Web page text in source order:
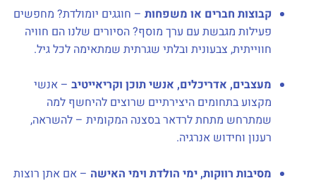
קבוצות חברים או משפחות – חוגגים יומולדת? מחפשים
פעילות מגבשת עם ערך מוסף? הסיורים שלנו הם חוויה
חווייתית, צבעונית ובלתי שגרתית שמתאימה לכל גיל.
מעצבים, אדריכלים, אנשי תוכן וקריאייטיב – אנשי
מקצוע בתחומים היצירתיים שרוצים להיחשף למה
שמתרחש מתחת לרדאר בסצנה המקומית – להשראה,
רענון וחידוש אנרגיה.
מסיבות רווקות, ימי הולדת וימי האישה – אם אתן רוצות